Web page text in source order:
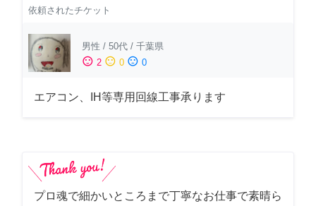
依頼されたチケット
男性 / 50代 / 千葉県
sentiment_satisfied 2 sentiment_neutral 0 sentiment_dissatisfied 0
エアコン、IH等専用回線工事承ります
プロ魂で細かいところまで丁寧なお仕事で素晴ら